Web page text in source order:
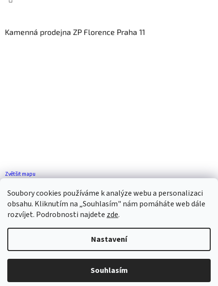
Soubory cookies používáme k analýze webu a personalizaci
obsahu. Kliknutím na „Souhlasím" nám pomáháte web dále
rozvíjet. Podrobnosti najdete zde.
Nastavení
Souhlasím
Kamenná prodejna ZP Florence Praha 11
Zvětšit mapu
Vytvořil Shoptet
ZP FLORENCE. Všechna práva vyhrazena.